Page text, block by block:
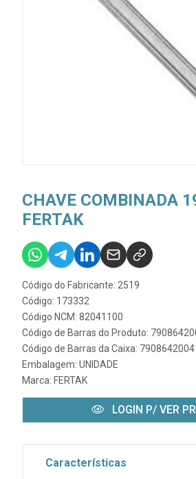
CHAVE COMBINADA
FERTAK
Código do Fabricante: 2519
Código: 173332
Código NCM: 82041100
Código de Barras do Produto:
Código de Barras da Caixa:
Embalagem: UNIDADE
Marca: FERTAK
LOGIN P/ VER
Características